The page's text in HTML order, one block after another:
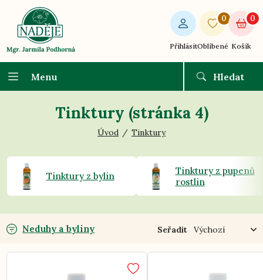
Přihlásit
0
Oblíbené
0
Košík
Menu Hledat
Tinktury (stránka 4)
Úvod Tinktury
Tinktury z bylin
Tinktury z pupenů
rostlin
Neduhy a byliny Seřadit